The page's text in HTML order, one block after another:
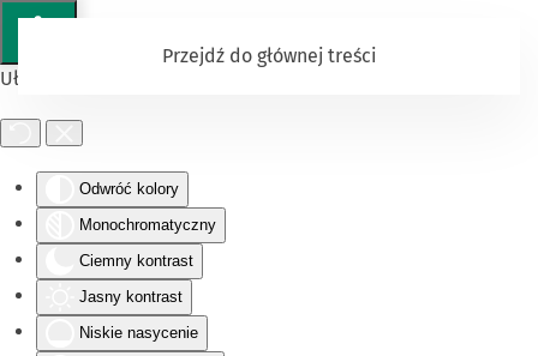
Ułatwienia dostępu
Odwróć kolory
Monochromatyczny
Ciemny kontrast
Jasny kontrast
Niskie nasycenie
Przejdź do głównej treści